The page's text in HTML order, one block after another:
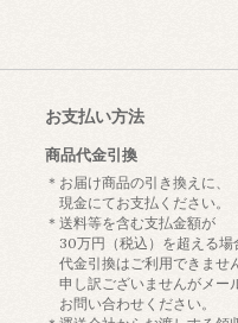
お支払い方法
商品代金引換
＊お届け商品の引き換えに、
現金にてお支払ください。
＊送料等を含む支払金額が
30万円（税込）を超える場
代金引換はご利用できませ
申し訳ございませんがメー
お問い合わせください。